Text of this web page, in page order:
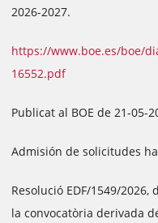
2026-2027.
https://www.boe.es/boe/
16552.pdf
Publicat al BOE de 21-05-
Admisión de solicitudes
Resolució EDF/1549/
la convocatòria derivada